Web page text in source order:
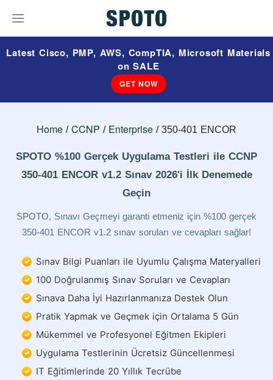
Latest Cisco, PMP, AWS, CompTIA, Microsoft Materials
on SALE
GET NOW
Home CCNP Enterprise 350-401 ENCOR
SPOTO %100 Gerçek Uygulama Testleri ile CCNP
350-401 ENCOR v1.2 Sınav 2026'i İlk Denemede
Geçin
SPOTO, Sınavı Geçmeyi garanti etmeniz için %100 gerçek
350-401 ENCOR v1.2 sınav soruları ve cevapları sağlar!
Sınav Bilgi Puanları ile Uyumlu Çalışma Materyalleri
100 Doğrulanmış Sınav Soruları ve Cevapları
Sınava Daha İyi Hazırlanmanıza Destek Olun
Pratik Yapmak ve Geçmek için Ortalama 5 Gün
Mükemmel ve Profesyonel Eğitmen Ekipleri
Uygulama Testlerinin Ücretsiz Güncellenmesi
IT Eğitimlerinde 20 Yıllık Tecrübe